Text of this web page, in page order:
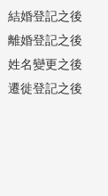
結婚登記之後
離婚登記之後
姓名變更之後
遷徙登記之後